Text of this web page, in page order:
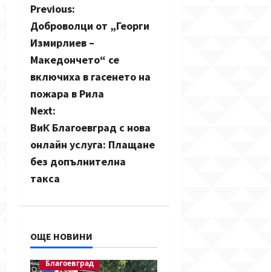
P
o
s
t
n
a
v
a
t
Previous:
Доброволци от „Георги
Измирлиев –
Македончето“ се
включиха в гасенето на
пожара в Рила
Next:
ВиК Благоевград с нова
онлайн услуга: Плащане
без допълнителна
такса
ОЩЕ НОВИНИ
Благоевград